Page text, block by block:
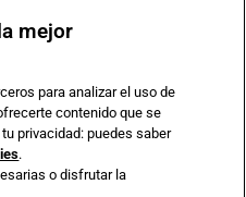
electrónicos
mejor
para analizar el uso de
contenido que se
privacidad: puedes saber
.
o disfrutar la